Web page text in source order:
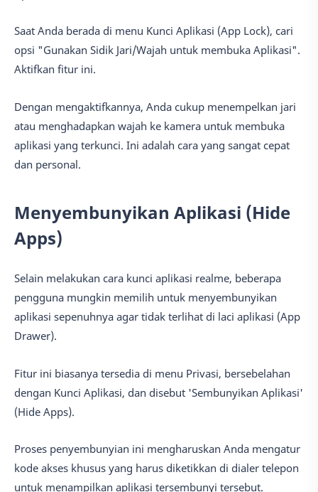
Saat Anda berada di menu Kunci Aplikasi (App Lock), cari
opsi "Gunakan Sidik Jari/Wajah untuk membuka Aplikasi".
Aktifkan fitur ini.
Dengan mengaktifkannya, Anda cukup menempelkan jari
atau menghadapkan wajah ke kamera untuk membuka
aplikasi yang terkunci. Ini adalah cara yang sangat cepat
dan personal.
Menyembunyikan Aplikasi (Hide
Apps)
Selain melakukan cara kunci aplikasi realme, beberapa
pengguna mungkin memilih untuk menyembunyikan
aplikasi sepenuhnya agar tidak terlihat di laci aplikasi (App
Drawer).
Fitur ini biasanya tersedia di menu Privasi, bersebelahan
dengan Kunci Aplikasi, dan disebut 'Sembunyikan Aplikasi'
(Hide Apps).
Proses penyembunyian ini mengharuskan Anda mengatur
kode akses khusus yang harus diketikkan di dialer telepon
untuk menampilkan aplikasi tersembunyi tersebut.